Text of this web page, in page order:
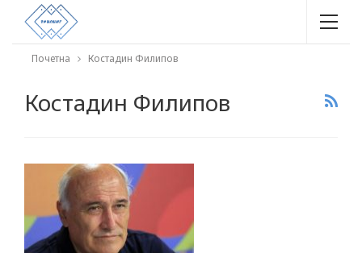
Почетна Костадин Филипов
Костадин Филипов